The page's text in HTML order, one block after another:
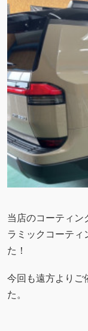
当店のコーティン
ラミックコーティ
た！
今回も遠方よりご
た。